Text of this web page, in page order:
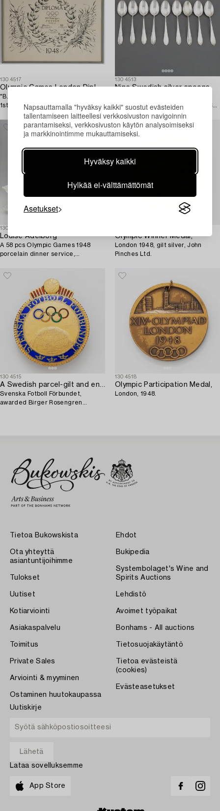
Napsauttamalla "hyväksy kaikki" suostut evästeiden
tallentamiseen laitteellesi verkkosivuston navigoinnin
parantamiseksi, verkkosivuston käytön analysoimiseksi
ja markkinointimme mukauttamiseksi.
Hyväksy kaikki
Hylkää ei-välttämättömät
Asetukset
1304517
Olympic Games London Diploma 1948,
"B.E. Rosengren Sweden Football
1st".
1304513
Nine Swedish silver spoons,
and five spoons, maker's mark CG
Hallberg, Stockholm, 1947.
1304514
Louise Adelborg
A 58 pcs Olympic Games 1948
porcelain dinner service,
Olympic Winner Medal,
London 1948, gilt silver, John
Pinches Ltd.
1304515
A Swedish parcel-gilt and enamel pin,
Svenska Fotboll Förbundet,
awarded Birger Rosengren
1304518
Olympic Participation Medal,
London, 1948.
Tietoa Bukowskista
Ota yhteyttä
asiantuntijoihimme
Tulokset
Uutiset
Kotiarviointi
Asiakaspalvelu
Toimitus
Private Sales
Arviointi & myyminen
Ostaminen huutokaupassa
Ehdot
Bukipedia
Systembolaget's Wine and
Spirits Auctions
Lehdistö
Avoimet työpaikat
Bonhams - All auctions
Tietosuojakäytäntö
Tietoa evästeistä
(cookies)
Evästeasetukset
Uutiskirje
Lataa sovelluksemme
App Store